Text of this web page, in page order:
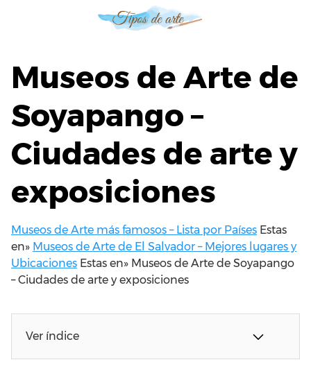
Museos de Arte de
Soyapango –
Ciudades de arte y
exposiciones
Museos de Arte más famosos – Lista por Países Estas
en» Museos de Arte de El Salvador – Mejores lugares y
Ubicaciones Estas en» Museos de Arte de Soyapango
– Ciudades de arte y exposiciones
Ver índice